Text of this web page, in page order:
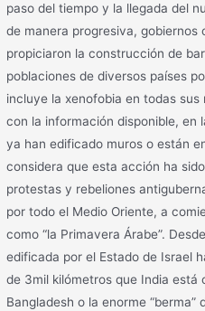
paso del tiempo y la llegada del
de manera progresiva,
propiciaron la construcción de
poblaciones de diversos países
incluye la xenofobia en todas
con la información disponible, en
ya han edificado muros o están
considera que esta acción ha
protestas y rebeliones
por todo el Medio Oriente, a
como “la Primavera Árabe”.
edificada por el Estado de Israel
de 3mil kilómetros que India está
Bangladesh o la enorme